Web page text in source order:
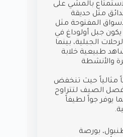
بالمشي على
مثل حديقة
المفتوحة مثل
يكون جبل أولوداغ في
الجبلية، بينما
طبيعية خلابة
والأنشطة
مثالياً حيث تنخفض
فصل الصيف لتتراوح
مما يوفر جواً لطيفاً
بورصة